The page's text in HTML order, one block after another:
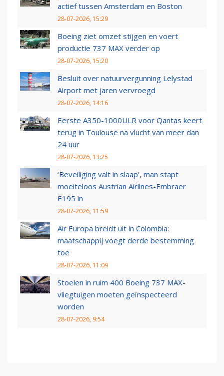
actief tussen Amsterdam en Boston
28-07-2026, 15:29
Boeing ziet omzet stijgen en voert
productie 737 MAX verder op
28-07-2026, 15:20
Besluit over natuurvergunning Lelystad
Airport met jaren vervroegd
28-07-2026, 14:16
Eerste A350-1000ULR voor Qantas keert
terug in Toulouse na vlucht van meer dan
24 uur
28-07-2026, 13:25
‘Beveiliging valt in slaap’, man stapt
moeiteloos Austrian Airlines-Embraer
E195 in
28-07-2026, 11:59
Air Europa breidt uit in Colombia:
maatschappij voegt derde bestemming
toe
28-07-2026, 11:09
Stoelen in ruim 400 Boeing 737 MAX-
vliegtuigen moeten geïnspecteerd
worden
28-07-2026, 9:54